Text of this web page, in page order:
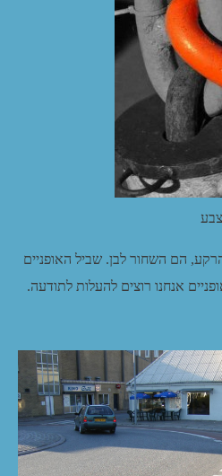
הם השחור לבן. שביל האופניים
אנחנו רוצים להעלות לתודעה.